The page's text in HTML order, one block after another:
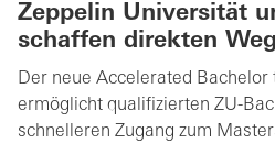
Zeppelin Universität
schaffen direkten
Der neue Accelerated
ermöglicht qualifizierten ZU-
schnelleren Zugang zum